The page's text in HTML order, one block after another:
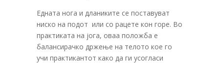
Едната нога и дланиките се поставуват
ниско на подот или со рацете кон горе. Во
практиката на јога, оваа положба е
балансирачко држење на телото кое го
учи практикантот како да ги усогласи